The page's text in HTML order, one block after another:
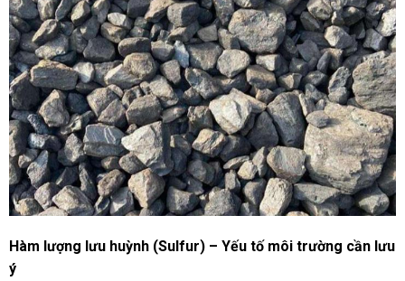
Hàm lượng lưu huỳnh (Sulfur) – Yếu tố môi trường cần lưu
ý